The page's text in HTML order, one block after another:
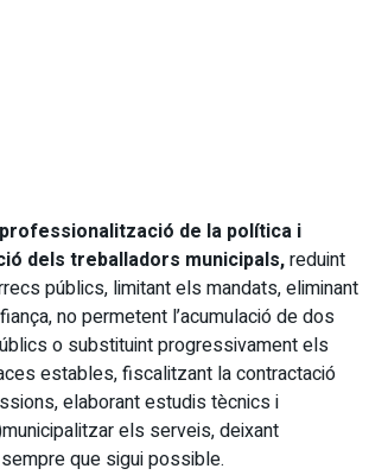
de la política i
dels treballadors municipals,reduint
públics, limitant els mandats, eliminant
no permetent l’acumulació de dos
o substituint progressivament els
estables, fiscalitzant la contractació
elaborant estudis tècnics i
els serveis, deixant
que sigui possible.